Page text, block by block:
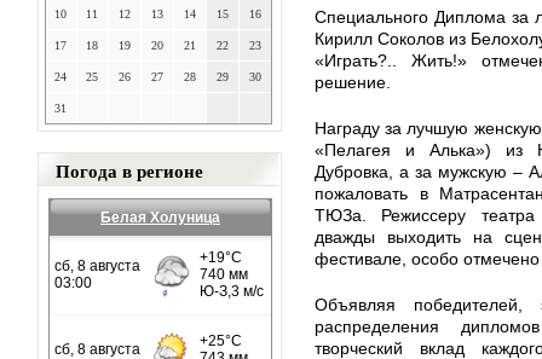
10 11 12 13 14 15 16
17 18 19 20 21 22 23
24 25 26 27 28 29 30
31
Погода в регионе
Белая Холуница
Специального Диплома за
Кирилл Соколов из
«Играть?.. Жить!»
решение.
Награду за лучшую
«Пелагея и Алька») из
Дубровка, а за мужскую –
пожаловать в
ТЮЗа. Режиссеру
дважды выходить на
фестивале, особо
Объявляя победителей,
распределения
творческий вклад